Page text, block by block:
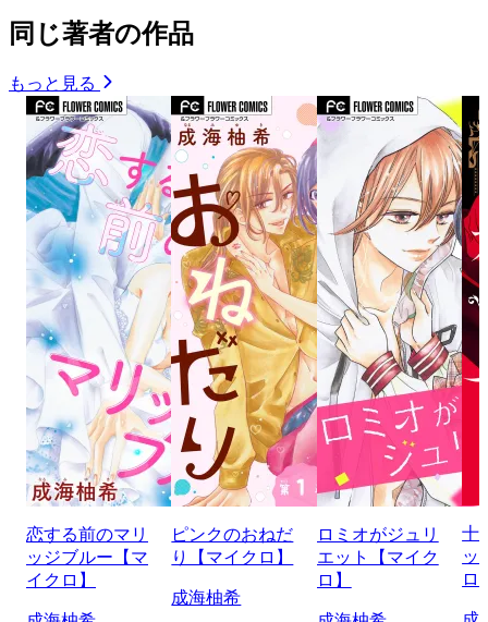
同じ著者の作品
もっと見る
恋する前のマリ
ッジブルー【マ
イクロ】
ピンクのおねだ
り【マイクロ】
成海柚希
ロミオがジュリ
エット【マイク
ロ】
十
ッ
ロ